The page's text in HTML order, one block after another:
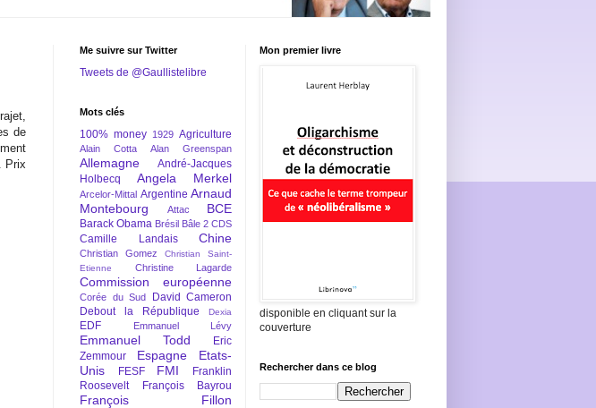
de
Prix
Me suivre sur Twitter
Tweets de @Gaullistelibre
Mots clés
100% money 1929 Agriculture
Alain Cotta Alan Greenspan
Allemagne
André-Jacques
Holbecq
Angela Merkel
Arcelor-Mittal Argentine Arnaud
Montebourg
Attac BCE
Barack Obama Brésil Bâle 2 CDS
Camille Landais Chine
Christian Gomez
Christian Saint-
Etienne
Christine Lagarde
Commission européenne
Corée du Sud
David Cameron
Debout la République
Dexia
EDF Emmanuel Lévy
Emmanuel Todd
Eric
Zemmour
Espagne
Etats-
Unis
FESF FMI
Franklin
Roosevelt
François Bayrou
François Fillon
Mon premier livre
disponible en cliquant sur la
couverture
Rechercher dans ce blog